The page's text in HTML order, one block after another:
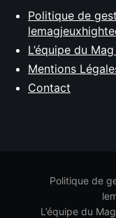
Politique de
L’équipe du
Mentions
Contact
Politique de
L’équipe du